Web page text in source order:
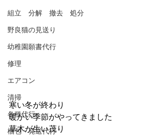
組立 分解 撤去 処分
野良猫の見送り
幼稚園願書代行
修理
エアコン
清掃
各種代行
梱包・発送代行
寒い冬が終わり
暖かい季節がやってきました
草木が生い茂り